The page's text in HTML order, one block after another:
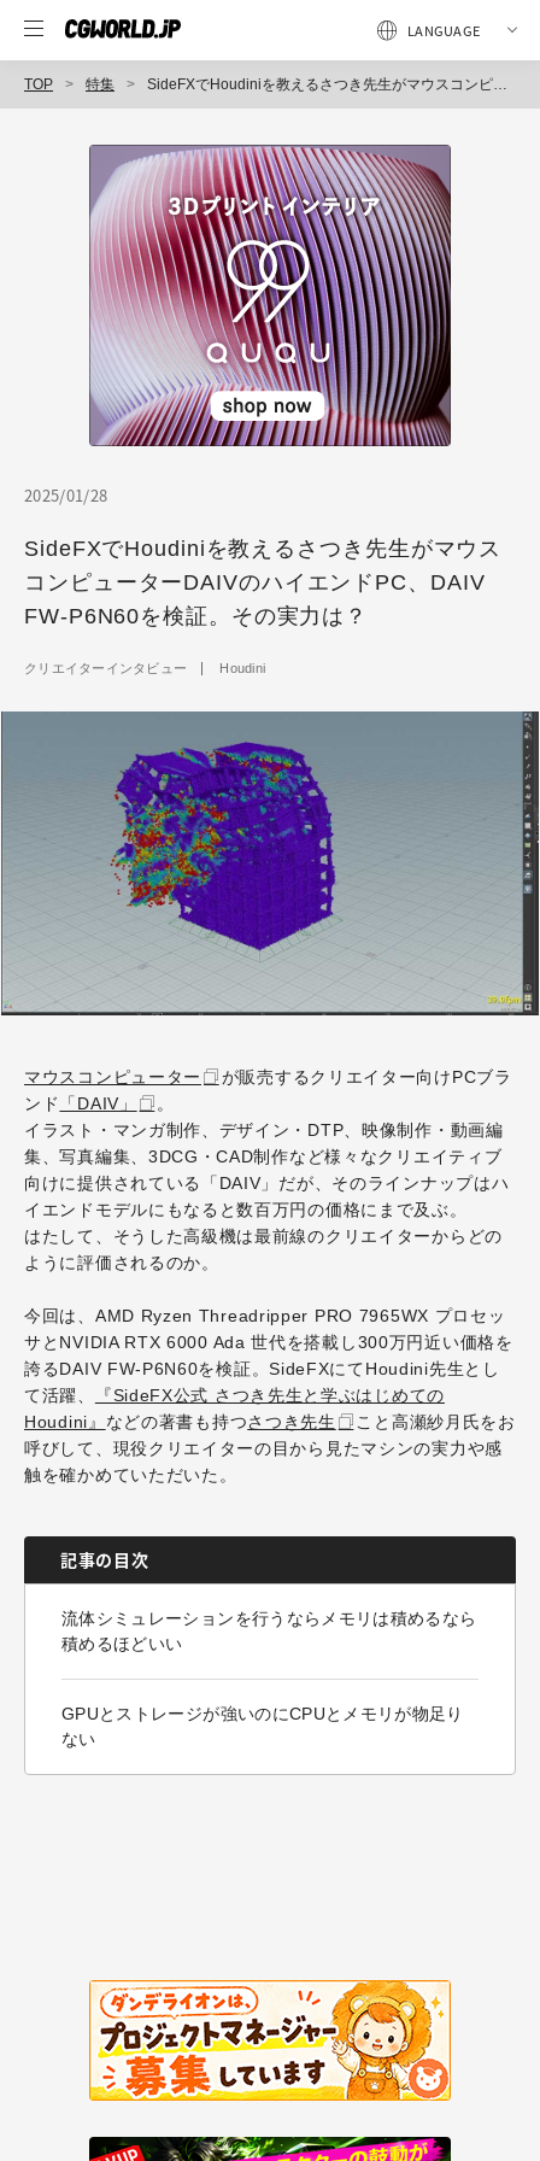
TOP 特集 SideFXでHoudiniを教えるさつき先生がマウスコンピューターDAIVのハイエンドPC、DAIV FW-P6N60を検証。その実力は？
2025/01/28
SideFXでHoudiniを教えるさつき先生がマウス
コンピューターDAIVのハイエンドPC、DAIV
FW-P6N60を検証。その実力は？
クリエイターインタビュー Houdini
マウスコンピューター
が販売するクリエイター向けPCブラ
ンド
「DAIV」
。
イラスト・マンガ制作、デザイン・DTP、映像制作・動画編
集、写真編集、3DCG・CAD制作など様々なクリエイティブ
向けに提供されている「DAIV」だが、そのラインナップはハ
イエンドモデルにもなると数百万円の価格にまで及ぶ。
はたして、そうした高級機は最前線のクリエイターからどの
ように評価されるのか。
今回は、AMD Ryzen Threadripper PRO 7965WX プロセッ
サとNVIDIA RTX 6000 Ada 世代を搭載し300万円近い価格を
誇るDAIV FW-P6N60を検証。SideFXにてHoudini先生とし
て活躍、
『SideFX公式 さつき先生と学ぶはじめての
Houdini』 などの著書も持つさつき先生
こと高瀬紗月氏をお
呼びして、現役クリエイターの目から見たマシンの実力や感
触を確かめていただいた。
記事の目次
流体シミュレーションを行うならメモリは積めるなら
積めるほどいい
GPUとストレージが強いのにCPUとメモリが物足り
ない